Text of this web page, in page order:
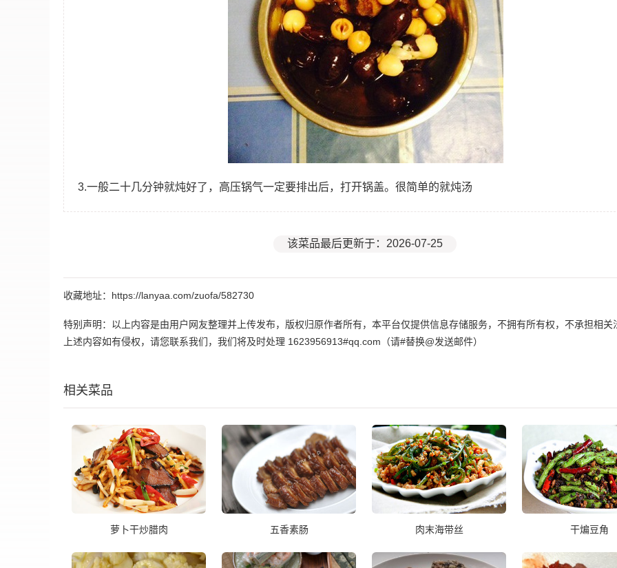
3.一般二十几分钟就炖好了，高压锅气一定要排出后，打开锅盖。很简单的就炖汤
该菜品最后更新于：2026-07-25
收藏地址：https://lanyaa.com/zuofa/582730
特别声明：以上内容是由用户网友整理并上传发布，版权归原作者所有，本平台仅提供信息存储服务，不拥有所有权，不承担相关
上述内容如有侵权，请您联系我们，我们将及时处理 1623956913#qq.com（请#替换@发送邮件）
相关菜品
萝卜干炒腊肉 五香素肠 肉末海带丝 干煸豆角